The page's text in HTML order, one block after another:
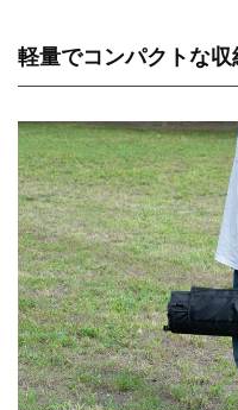
軽量でコンパクトな収